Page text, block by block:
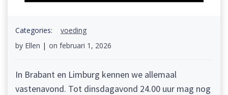
Categories:
voeding
by Ellen | on februari 1, 2026
In Brabant en Limburg kennen we allemaal
vastenavond. Tot dinsdagavond 24.00 uur mag nog